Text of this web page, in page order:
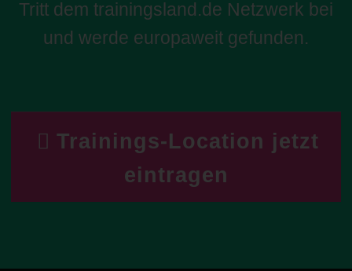
Tritt dem trainingsland.de Netzwerk bei
und werde europaweit gefunden.
Trainings-Location jetzt
eintragen